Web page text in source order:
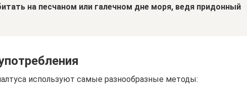
на песчаном или галечном дне моря, ведя придонный
используют самые разнообразные методы: